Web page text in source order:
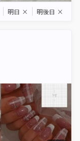
明日 × 明後日 ×